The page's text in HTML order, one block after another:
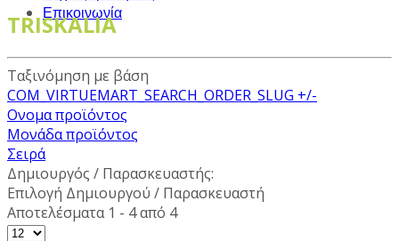
Επικοινωνία
TRISKALIA
Ταξινόμηση με βάση
COM_VIRTUEMART_SEARCH_ORDER_SLUG +/-
Ονομα προϊόντος
Μονάδα προϊόντος
Σειρά
Δημιουργός / Παρασκευαστής:
Επιλογή Δημιουργού / Παρασκευαστή
Αποτελέσματα 1 - 4 από 4